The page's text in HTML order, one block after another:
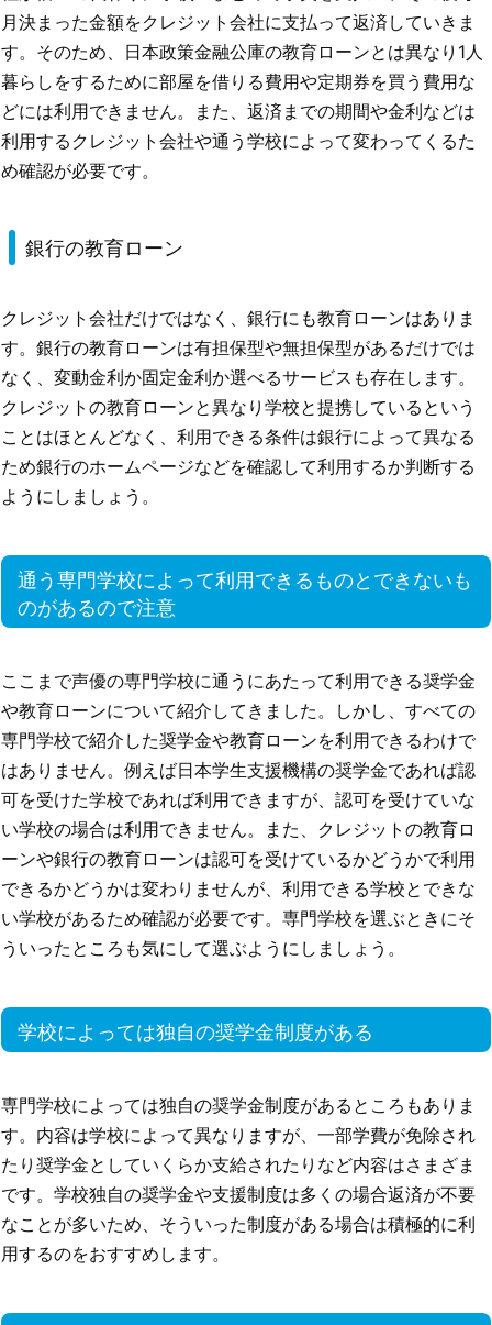
月決まった金額をクレジット会社に支払って返済していきま
す。そのため、日本政策金融公庫の教育ローンとは異なり1人
暮らしをするために部屋を借りる費用や定期券を買う費用な
どには利用できません。また、返済までの期間や金利などは
利用するクレジット会社や通う学校によって変わってくるた
め確認が必要です。
銀行の教育ローン
クレジット会社だけではなく、銀行にも教育ローンはありま
す。銀行の教育ローンは有担保型や無担保型があるだけでは
なく、変動金利か固定金利か選べるサービスも存在します。
クレジットの教育ローンと異なり学校と提携しているという
ことはほとんどなく、利用できる条件は銀行によって異なる
ため銀行のホームページなどを確認して利用するか判断する
ようにしましょう。
通う専門学校によって利用できるものとできないも
のがあるので注意
ここまで声優の専門学校に通うにあたって利用できる奨学金
や教育ローンについて紹介してきました。しかし、すべての
専門学校で紹介した奨学金や教育ローンを利用できるわけで
はありません。例えば日本学生支援機構の奨学金であれば認
可を受けた学校であれば利用できますが、認可を受けていな
い学校の場合は利用できません。また、クレジットの教育ロ
ーンや銀行の教育ローンは認可を受けているかどうかで利用
できるかどうかは変わりませんが、利用できる学校とできな
い学校があるため確認が必要です。専門学校を選ぶときにそ
ういったところも気にして選ぶようにしましょう。
学校によっては独自の奨学金制度がある
専門学校によっては独自の奨学金制度があるところもありま
す。内容は学校によって異なりますが、一部学費が免除され
たり奨学金としていくらか支給されたりなど内容はさまざま
です。学校独自の奨学金や支援制度は多くの場合返済が不要
なことが多いため、そういった制度がある場合は積極的に利
用するのをおすすめします。